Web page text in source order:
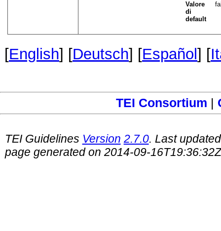
Valore
di
default
[English] [Deutsch] [Español ] [
TEI Consortium |
TEI Guidelines Version 2.7.0. Last
page generated on 2014-09-16T19:36:32Z